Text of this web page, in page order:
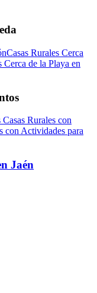
Casas Rurales Cerca
Cerca de la Playa en
Casas Rurales con
con Actividades para
Jaén